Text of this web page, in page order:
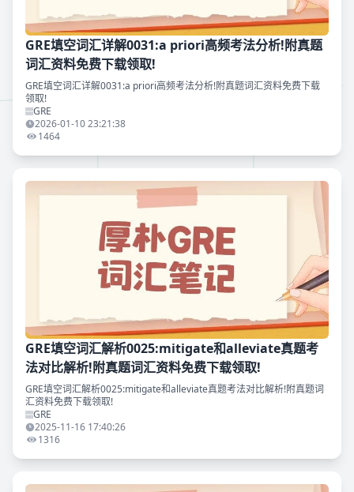
GRE填空词汇详解0031:a priori高频考法分析!附真题
词汇资料免费下载领取!
GRE填空词汇详解0031:a priori高频考法分析!附真题词汇资料免费下载
领取!
GRE
2026-01-10 23:21:38
1464
GRE填空词汇解析0025:mitigate和alleviate真题考
法对比解析!附真题词汇资料免费下载领取!
GRE填空词汇解析0025:mitigate和alleviate真题考法对比解析!附真题词
汇资料免费下载领取!
GRE
2025-11-16 17:40:26
1316